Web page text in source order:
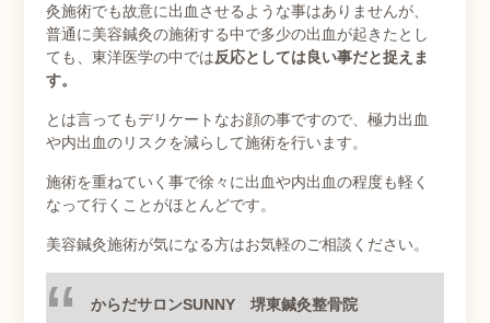
灸施術でも故意に出血させるような事はありませんが、
普通に美容鍼灸の施術する中で多少の出血が起きたとし
ても、東洋医学の中では反応としては良い事だと捉えま
す。
とは言ってもデリケートなお顔の事ですので、極力出血
や内出血のリスクを減らして施術を行います。
施術を重ねていく事で徐々に出血や内出血の程度も軽く
なって行くことがほとんどです。
美容鍼灸施術が気になる方はお気軽のご相談ください。
からだサロンSUNNY 堺東鍼灸整骨院